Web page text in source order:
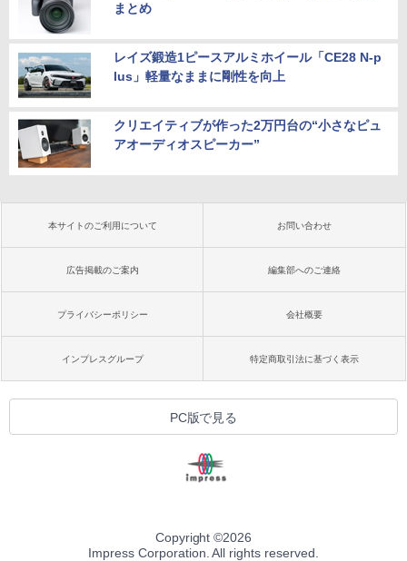
まとめ
レイズ鍛造1ピースアルミホイール「CE28 N-p
lus」軽量なままに剛性を向上
クリエイティブが作った2万円台の“小さなピュ
アオーディオスピーカー”
本サイトのご利用について お問い合わせ
広告掲載のご案内 編集部へのご連絡
プライバシーポリシー 会社概要
インプレスグループ 特定商取引法に基づく表示
PC版で見る
Copyright ©2026
Impress Corporation. All rights reserved.